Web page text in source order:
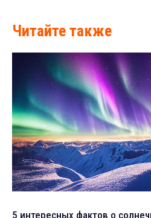
Читайте также
5 интересных фактов о